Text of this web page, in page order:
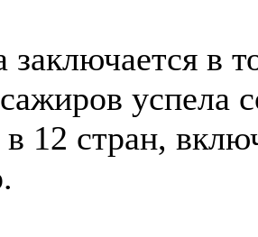
в
успела
12 стран,